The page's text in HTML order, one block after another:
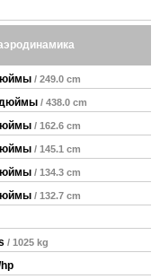
/ 249.0 cm
дюймы / 438.0 cm
/ 162.6 cm
/ 145.1 cm
/ 134.3 cm
/ 132.7 cm
/ 1025 kg